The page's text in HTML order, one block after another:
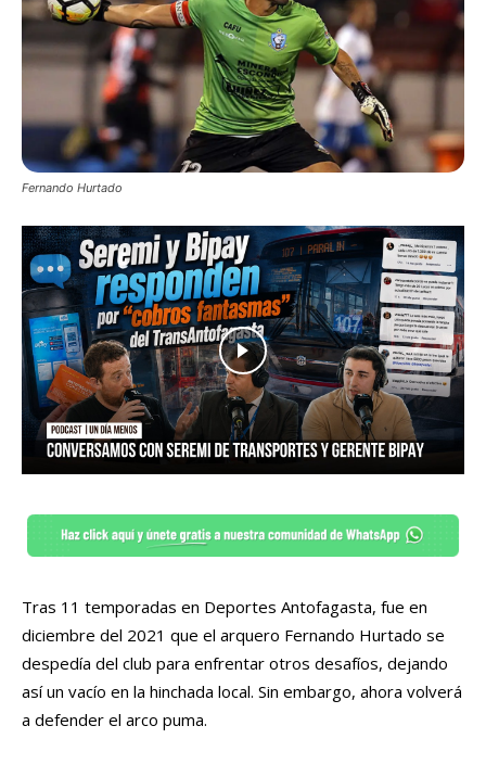
Fernando Hurtado
Tras 11 temporadas en Deportes Antofagasta, fue en
diciembre del 2021 que el arquero Fernando Hurtado se
despedía del club para enfrentar otros desafíos, dejando
así un vacío en la hinchada local. Sin embargo, ahora volverá
a defender el arco puma.